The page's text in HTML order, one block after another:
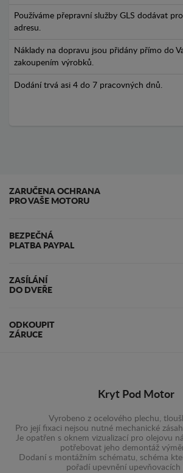
Používáme přepravní služby GLS dodávat
adresu.
Náklady na dopravu jsou přidány přímo do
zakoupením výrobků.
Dodání trvá asi 4 do 7 pracovných dnů.
ZARUČENA OCHRANA
PRO VAŠE MOTORU
BEZPEČNÁ
PLATBA PAYPAL
ZASÍLÁNÍ
DO DVEŘE
ODKOUPIT
ZÁRUCE
Kryt Pod Motor
Vyrobeno z ocelového plechu,
Pro její fixaci nejsou nutné mechanické
Je opatřen s oknem vizualizací pro olejovu
potřebovat jeho demontáž
Dodaní s montážním schématu, schéma
pořadí upevnění upevňovacích